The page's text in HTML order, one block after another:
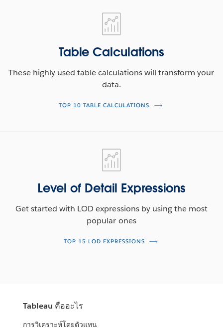
Table Calculations
These highly used table calculations will transform your
data.
TOP 10 TABLE CALCULATIONS
Expressions
Level of Detail Expressions
Get started with LOD expressions by using the most
popular ones
TOP 15 LOD EXPRESSIONS
Tableau คืออะไร
การวิเคราะห์โดยตัวแทน